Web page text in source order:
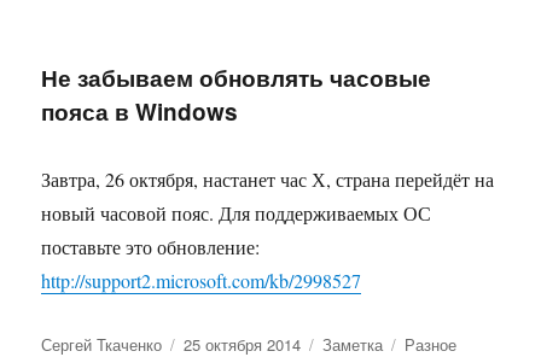
Не забываем обновлять часовые
пояса в Windows
Завтра, 26 октября, настанет час Х, страна перейдёт на
новый часовой пояс. Для поддерживаемых ОС
поставьте это обновление:
http://support2.microsoft.com/kb/2998527
Автор
Сергей Ткаченко Опубликовано
25 октября 2014 Формат
Заметка Рубрики
Разное